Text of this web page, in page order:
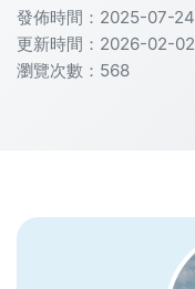
發佈時間：2025-07-24
更新時間：2026-02-02
瀏覽次數：568